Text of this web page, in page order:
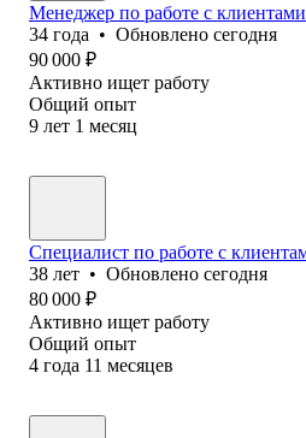
Менеджер по работе с клиентами
34 года • Обновлено сегодня
90 000 ₽
Активно ищет работу
Общий опыт
9 лет 1 месяц
Специалист по работе с
38 лет • Обновлено сегодня
80 000 ₽
Активно ищет работу
Общий опыт
4 года 11 месяцев